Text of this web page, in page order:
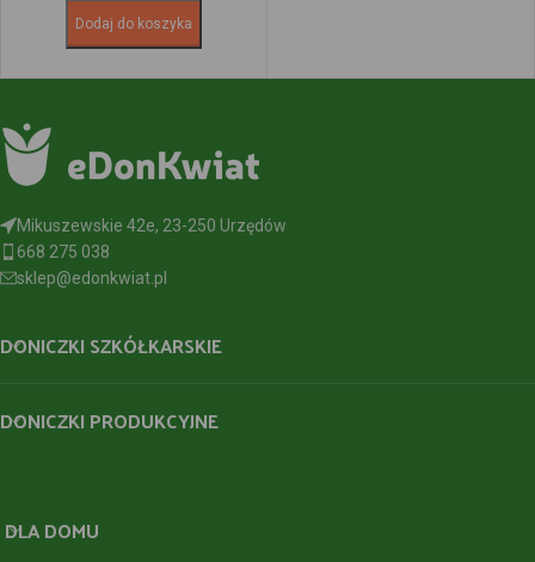
Dodaj do koszyka
Mikuszewskie 42e, 23-250 Urzędów
668 275 038
sklep@edonkwiat.pl
DONICZKI SZKÓŁKARSKIE
DONICZKI PRODUKCYJNE
DLA DOMU